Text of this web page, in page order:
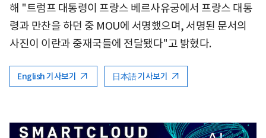
해 "트럼프 대통령이 프랑스 베르사유궁에서 프랑스 대통
령과 만찬을 하던 중 MOU에 서명했으며, 서명된 문서의
사진이 이란과 중재국들에 전달됐다"고 밝혔다.
English 기사보기 日本語 기사보기